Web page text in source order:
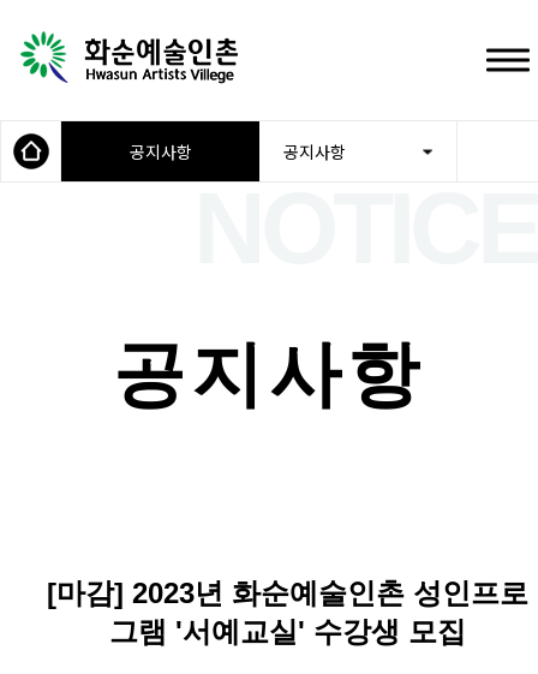
공지사항 공지사항
공지사항
[마감] 2023년 화순예술인촌 성인프로
그램 '서예교실' 수강생 모집